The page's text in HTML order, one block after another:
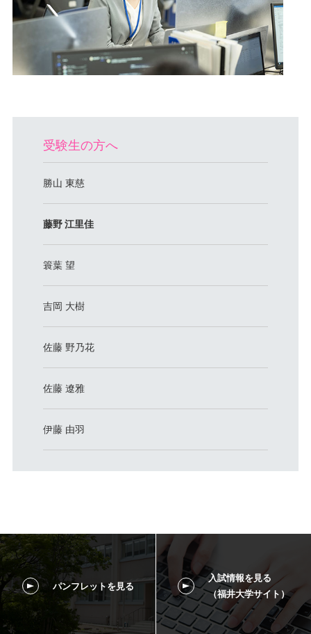
受験生の方へ
勝山 東慈
藤野 江里佳
簑葉 望
吉岡 大樹
佐藤 野乃花
佐藤 遼雅
伊藤 由羽
パンフレットを見る
入試情報を見る
（福井大学サイト）